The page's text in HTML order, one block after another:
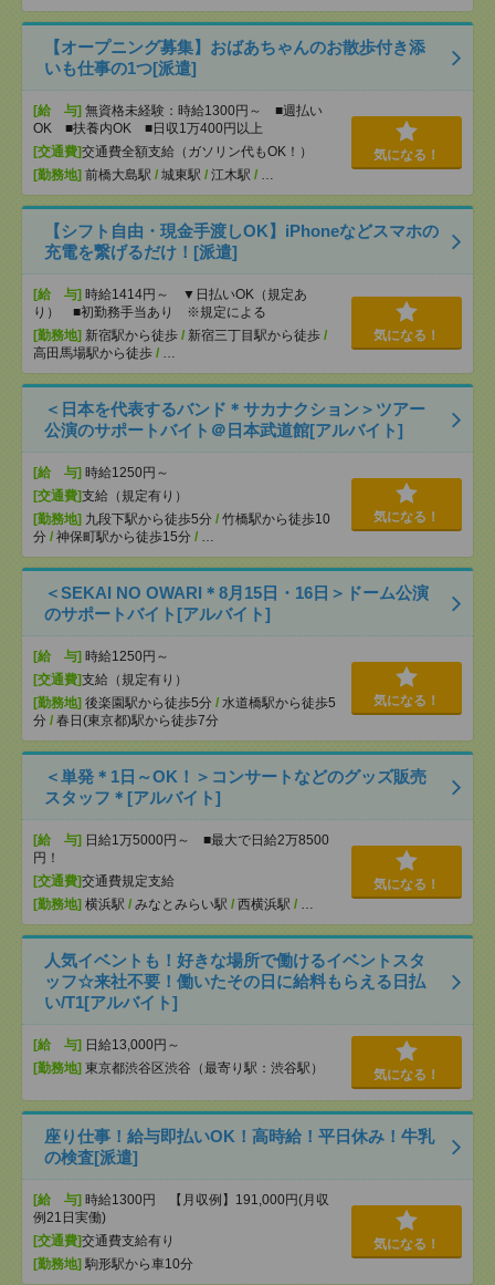
【オープニング募集】おばあちゃんのお散歩付き添
いも仕事の1つ[派遣]
[給 与] 無資格未経験：時給1300円～ ■週払い
OK ■扶養内OK ■日収1万400円以上
[交通費]交通費全額支給（ガソリン代もOK！）
[勤務地] 前橋大島駅 / 城東駅 / 江木駅 / …
気になる！
【シフト自由・現金手渡しOK】iPhoneなどスマホの
充電を繋げるだけ！[派遣]
[給 与] 時給1414円～ ▼日払いOK（規定あ
り） ■初勤務手当あり ※規定による
[勤務地] 新宿駅から徒歩 / 新宿三丁目駅から徒歩 /
高田馬場駅から徒歩 / …
気になる！
＜日本を代表するバンド＊サカナクション＞ツアー
公演のサポートバイト＠日本武道館[アルバイト]
[給 与] 時給1250円～
[交通費]支給（規定有り）
[勤務地] 九段下駅から徒歩5分 / 竹橋駅から徒歩10
分 / 神保町駅から徒歩15分 / …
気になる！
＜SEKAI NO OWARI＊8月15日・16日＞ドーム公演
のサポートバイト[アルバイト]
[給 与] 時給1250円～
[交通費]支給（規定有り）
[勤務地] 後楽園駅から徒歩5分 / 水道橋駅から徒歩5
分 / 春日(東京都)駅から徒歩7分
気になる！
＜単発＊1日～OK！＞コンサートなどのグッズ販売
スタッフ＊[アルバイト]
[給 与] 日給1万5000円～ ■最大で日給2万8500
円！
[交通費]交通費規定支給
[勤務地] 横浜駅 / みなとみらい駅 / 西横浜駅 / …
気になる！
人気イベントも！好きな場所で働けるイベントスタ
ッフ☆来社不要！働いたその日に給料もらえる日払
い/T1[アルバイト]
[給 与] 日給13,000円～
[勤務地] 東京都渋谷区渋谷（最寄り駅：渋谷駅） 気になる！
座り仕事！給与即払いOK！高時給！平日休み！牛乳
の検査[派遣]
[給 与] 時給1300円 【月収例】191,000円(月収
例21日実働)
[交通費]交通費支給有り
[勤務地] 駒形駅から車10分
気になる！